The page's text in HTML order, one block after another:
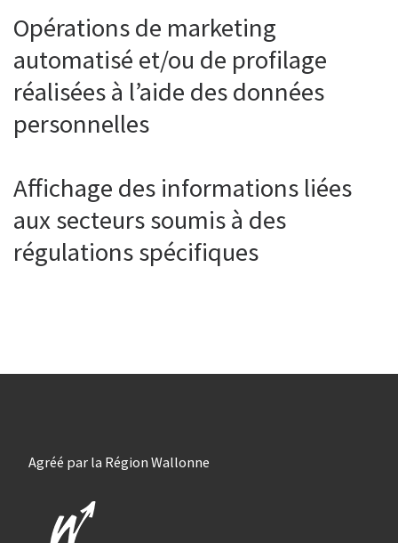
Opérations de marketing
automatisé et/ou de profilage
réalisées à l’aide des données
personnelles
Affichage des informations liées
aux secteurs soumis à des
régulations spécifiques
Agréé par la Région Wallonne